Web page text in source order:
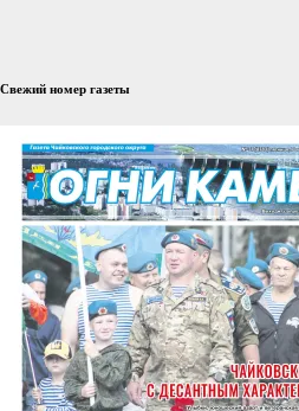
Свежий номер газеты